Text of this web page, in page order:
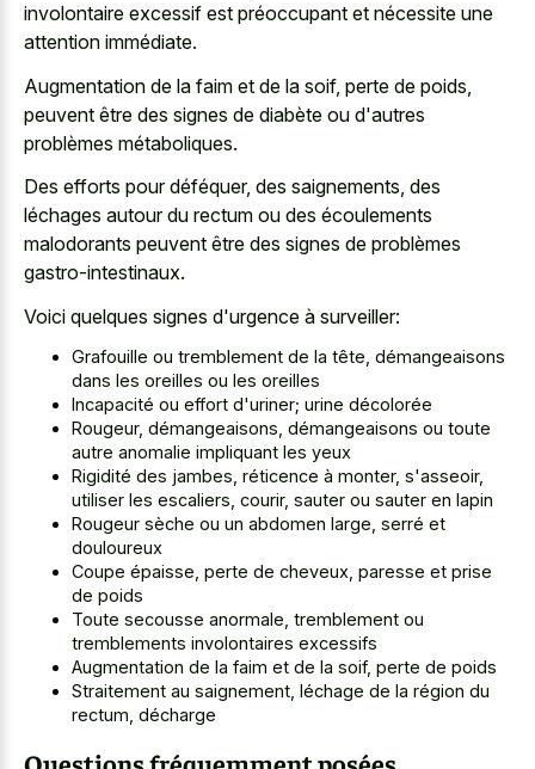
involontaire excessif est préoccupant et nécessite une
attention immédiate.
Augmentation de la faim et de la soif, perte de poids,
peuvent être des signes de diabète ou d'autres
problèmes métaboliques.
Des efforts pour déféquer, des saignements, des
léchages autour du rectum ou des écoulements
malodorants peuvent être des signes de problèmes
gastro-intestinaux.
Voici quelques signes d'urgence à surveiller:
Grafouille ou tremblement de la tête, démangeaisons
dans les oreilles ou les oreilles
Incapacité ou effort d'uriner; urine décolorée
Rougeur, démangeaisons, démangeaisons ou toute
autre anomalie impliquant les yeux
Rigidité des jambes, réticence à monter, s'asseoir,
utiliser les escaliers, courir, sauter ou sauter en lapin
Rougeur sèche ou un abdomen large, serré et
douloureux
Coupe épaisse, perte de cheveux, paresse et prise
de poids
Toute secousse anormale, tremblement ou
tremblements involontaires excessifs
Augmentation de la faim et de la soif, perte de poids
Straitement au saignement, léchage de la région du
rectum, décharge